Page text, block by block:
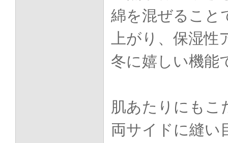
綿を混ぜること
上がり、保湿性
冬に嬉しい機能
肌あたりにもこ
両サイドに縫い